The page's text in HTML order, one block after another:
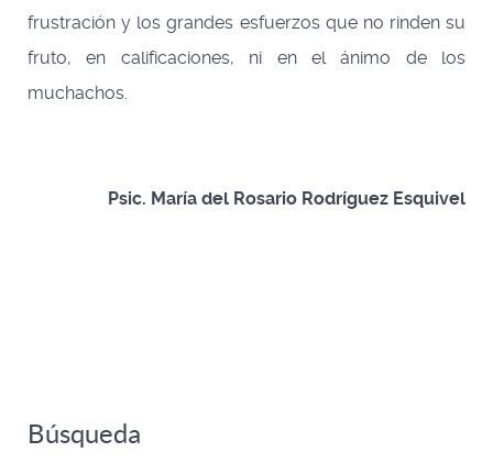
frustración y los grandes esfuerzos que no rinden su
fruto, en calificaciones, ni en el ánimo de los
muchachos.
Psic. María del Rosario Rodríguez Esquivel
Búsqueda